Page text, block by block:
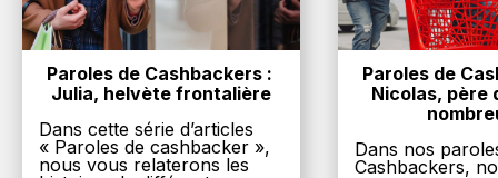
Paroles de Cashbackers :
Julia, helvète frontalière
Dans cette série d’articles
« Paroles de cashbacker »,
nous vous relaterons les
Paroles de
Nicolas, père
Dans nos
Cashbackers,